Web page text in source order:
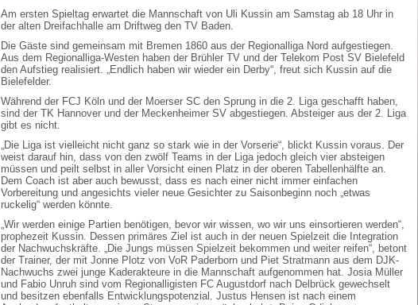
Am ersten Spieltag erwartet die Mannschaft von Uli Kussin am Samstag ab 18 Uhr in
der alten Dreifachhalle am Driftweg den TV Baden.
Die Gäste sind gemeinsam mit Bremen 1860 aus der Regionalliga Nord aufgestiegen.
Aus dem Regionalliga-Westen haben der Brühler TV und der Telekom Post SV Bielefeld
den Aufstieg realisiert. „Endlich haben wir wieder ein Derby“, freut sich Kussin auf die
Bielefelder.
Während der FCJ Köln und der Moerser SC den Sprung in die 2. Liga geschafft haben,
sind der TK Hannover und der Meckenheimer SV abgestiegen. Absteiger aus der 2. Liga
gibt es nicht.
„Die Liga ist vielleicht nicht ganz so stark wie in der Vorserie“, blickt Kussin voraus. Der
weist darauf hin, dass von den zwölf Teams in der Liga jedoch gleich vier absteigen
müssen und peilt selbst in aller Vorsicht einen Platz in der oberen Tabellenhälfte an.
Dem Coach ist aber auch bewusst, dass es nach einer nicht immer einfachen
Vorbereitung und angesichts vieler neue Gesichter zu Saisonbeginn noch „etwas
ruckelig“ werden könnte.
„Wir werden einige Partien benötigen, bevor wir wissen, wo wir uns einsortieren werden“,
prophezeit Kussin. Dessen primäres Ziel ist auch in der neuen Spielzeit die Integration
der Nachwuchskräfte. „Die Jungs müssen Spielzeit bekommen und weiter reifen“, betont
der Trainer, der mit Jonne Plotz von VoR Paderborn und Piet Stratmann aus dem DJK-
Nachwuchs zwei junge Kaderakteure in die Mannschaft aufgenommen hat. Josia Müller
und Fabio Unruh sind vom Regionalligisten FC Augustdorf nach Delbrück gewechselt
und besitzen ebenfalls Entwicklungspotenzial. Justus Hensen ist nach einem